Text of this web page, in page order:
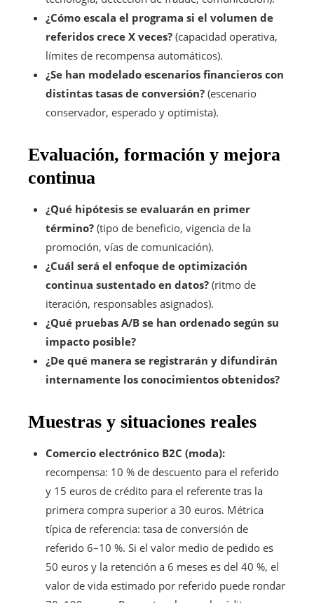
¿Cómo escala el programa si el volumen de
referidos crece X veces? (capacidad operativa,
límites de recompensa automáticos).
¿Se han modelado escenarios financieros con
distintas tasas de conversión? (escenario
conservador, esperado y optimista).
Evaluación, formación y mejora
continua
¿Qué hipótesis se evaluarán en primer
término? (tipo de beneficio, vigencia de la
promoción, vías de comunicación).
¿Cuál será el enfoque de optimización
continua sustentado en datos? (ritmo de
iteración, responsables asignados).
¿Qué pruebas A/B se han ordenado según su
impacto posible?
¿De qué manera se registrarán y difundirán
internamente los conocimientos obtenidos?
Muestras y situaciones reales
Comercio electrónico B2C (moda):
recompensa: 10 % de descuento para el referido
y 15 euros de crédito para el referente tras la
primera compra superior a 30 euros. Métrica
típica de referencia: tasa de conversión de
referido 6–10 %. Si el valor medio de pedido es
50 euros y la retención a 6 meses es del 40 %, el
valor de vida estimado por referido puede rondar